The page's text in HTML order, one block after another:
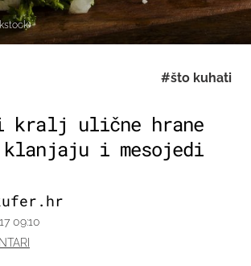
#što kuhati
kralj ulične hrane
klanjaju i mesojedi
09:10